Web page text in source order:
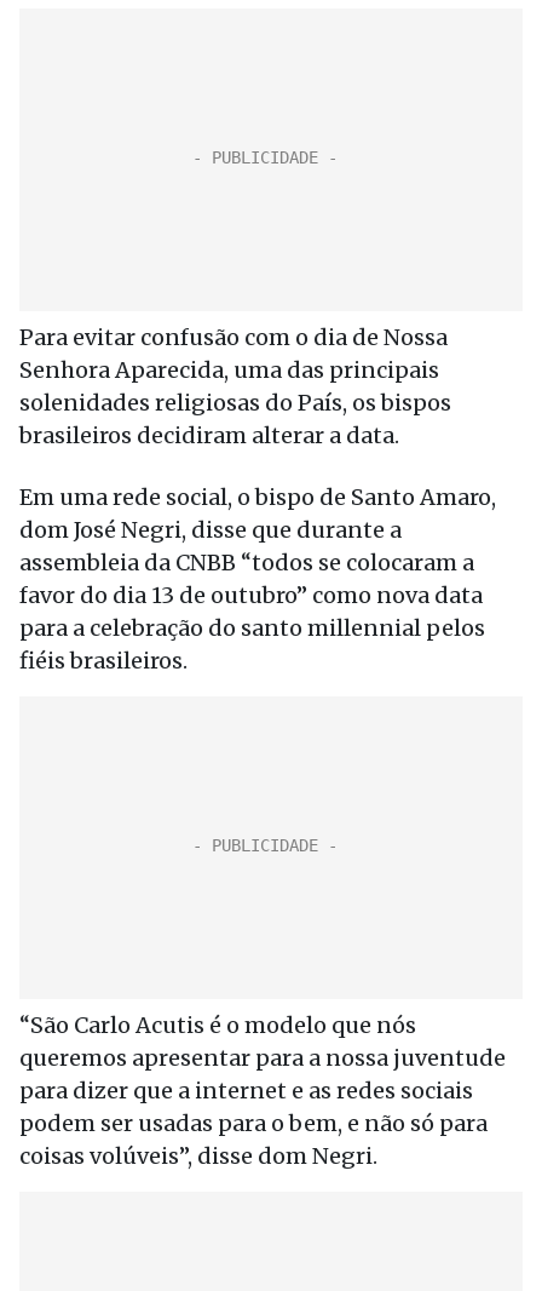
Para evitar confusão com o dia de Nossa
Senhora Aparecida, uma das principais
solenidades religiosas do País, os bispos
brasileiros decidiram alterar a data.
Em uma rede social, o bispo de Santo Amaro,
dom José Negri, disse que durante a
assembleia da CNBB “todos se colocaram a
favor do dia 13 de outubro” como nova data
para a celebração do santo millennial pelos
fiéis brasileiros.
“São Carlo Acutis é o modelo que nós
queremos apresentar para a nossa juventude
para dizer que a internet e as redes sociais
podem ser usadas para o bem, e não só para
coisas volúveis”, disse dom Negri.